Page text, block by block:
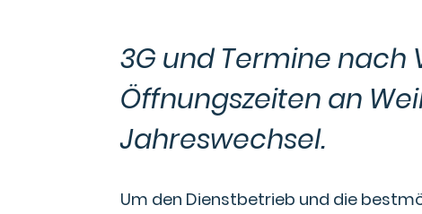
3G und Termine nach
Öffnungszeiten an
Jahreswechsel.
​Um den Dienstbetrieb und die